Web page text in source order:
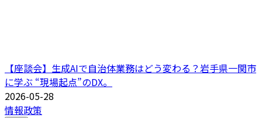
【座談会】生成AIで自治体業務はどう変わる？岩手県一関市
に学ぶ “現場起点”のDX。
2026-05-28
情報政策